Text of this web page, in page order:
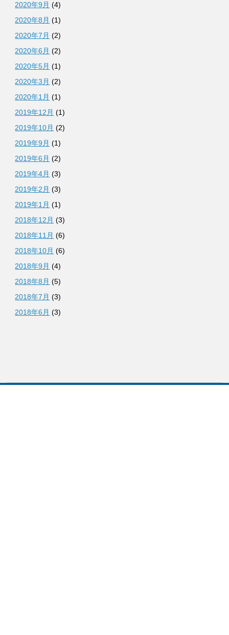
2020年9月 (4)
2020年8月 (1)
2020年7月 (2)
2020年6月 (2)
2020年5月 (1)
2020年3月 (2)
2020年1月 (1)
2019年12月 (1)
2019年10月 (2)
2019年9月 (1)
2019年6月 (2)
2019年4月 (3)
2019年2月 (3)
2019年1月 (1)
2018年12月 (3)
2018年11月 (6)
2018年10月 (6)
2018年9月 (4)
2018年8月 (5)
2018年7月 (3)
2018年6月 (3)